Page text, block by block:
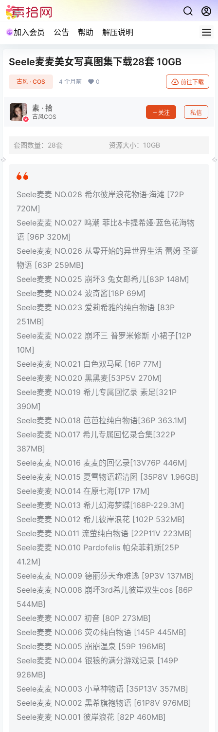
加入会员 公告 帮助 解压说明
Seele麦麦美女写真图集下载28套 10GB
古风 · COS 4 个月前 0 前往下载
素 · 拾
古风COS
关注 私信
套图数量：28套 资源大小：10GB
Seele麦麦 NO.028 希尔彼岸浪花物语·海滩 [72P
720M]
Seele麦麦 NO.027 鸣潮 菲比&卡提希娅·蓝色花海物
语 [96P 320M]
Seele麦麦 NO.026 从零开始的异世界生活 蕾姆 圣诞
物语 [63P 259MB]
Seele麦麦 NO.025 崩坏3 兔女郎希儿[83P 148M]
Seele麦麦 NO.024 波奇酱[18P 69M]
Seele麦麦 NO.023 爱莉希雅的纯白物语 [83P
251MB]
Seele麦麦 NO.022 崩坏三 普罗米修斯 小裙子[12P
10M]
Seele麦麦 NO.021 白色双马尾 [16P 77M]
Seele麦麦 NO.020 黑黑麦[53P5V 270M]
Seele麦麦 NO.019 希儿专属回忆录 素足[321P
390M]
Seele麦麦 NO.018 芭芭拉纯白物语[36P 363.1M]
Seele麦麦 NO.017 希儿专属回忆录合集[322P
387MB]
Seele麦麦 NO.016 麦麦的回忆录[13V76P 446M]
Seele麦麦 NO.015 夏雪物语超清图 [35P8V 1.96GB]
Seele麦麦 NO.014 在原七海[17P 17M]
Seele麦麦 NO.013 希儿幻海梦蝶[168P-229.3M]
Seele麦麦 NO.012 希儿彼岸浪花 [102P 532MB]
Seele麦麦 NO.011 流萤纯白物语 [22P11V 223MB]
Seele麦麦 NO.010 Pardofelis 帕朵菲莉斯[25P
41.2M]
Seele麦麦 NO.009 德丽莎天命难逃 [9P3V 137MB]
Seele麦麦 NO.008 崩坏3rd希儿彼岸双生cos [86P
544MB]
Seele麦麦 NO.007 初音 [80P 273MB]
Seele麦麦 NO.006 荧の纯白物语 [145P 445MB]
Seele麦麦 NO.005 崩崩温泉 [59P 196MB]
Seele麦麦 NO.004 银狼的满分游戏记录 [149P
926MB]
Seele麦麦 NO.003 小草神物语 [35P13V 357MB]
Seele麦麦 NO.002 黑希旗袍物语 [61P8V 976MB]
Seele麦麦 NO.001 彼岸浪花 [82P 460MB]